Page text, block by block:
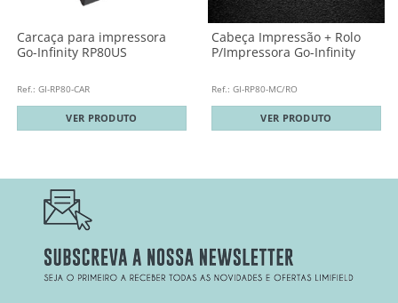
Carcaça para impressora
Go-Infinity RP80US
Ref.: GI-RP80-CAR
VER PRODUTO
Cabeça Impressão + Rolo
P/Impressora Go-Infinity
Ref.: GI-RP80-MC/RO
VER PRODUTO